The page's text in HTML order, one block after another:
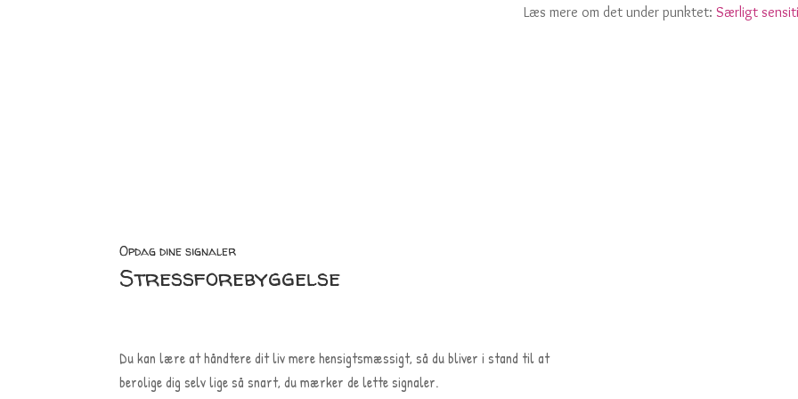
Læs mere om det under punktet: Særligt
Opdag dine signaler
Stressforebyggelse
Du kan lære at håndtere dit liv mere hensigtsmæssigt, så du bliver i stand til at
berolige dig selv lige så snart, du mærker de lette signaler.